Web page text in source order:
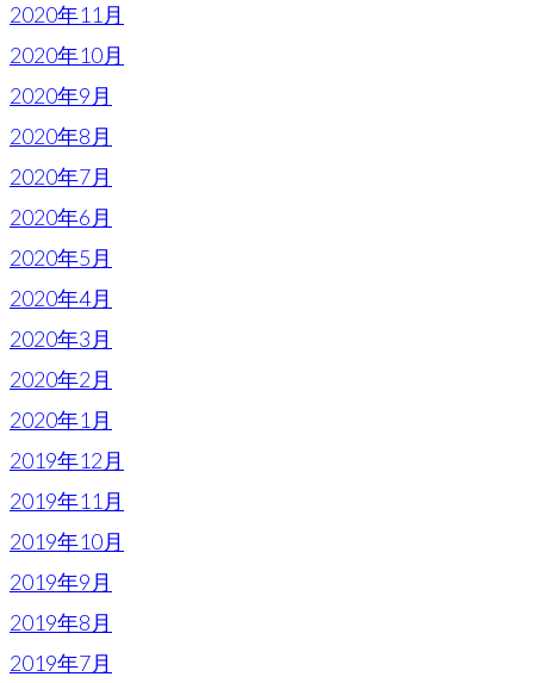
2020年11月
2020年10月
2020年9月
2020年8月
2020年7月
2020年6月
2020年5月
2020年4月
2020年3月
2020年2月
2020年1月
2019年12月
2019年11月
2019年10月
2019年9月
2019年8月
2019年7月